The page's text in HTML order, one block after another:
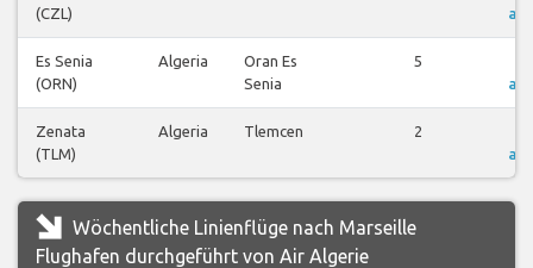
(CZL)
Es Senia
(ORN)
Algeria
Oran Es
Senia
5
Zenata
(TLM)
Algeria Tlemcen 2
Wöchentliche Linienflüge nach Marseille
Flughafen durchgeführt von Air Algerie